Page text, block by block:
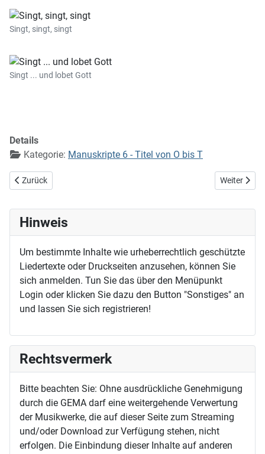
Singt, singt, singt
Singt ... und lobet Gott
Details
Kategorie: Manuskripte 6 - Titel von O bis T
Vorheriger Beitrag: Singt dem Herrn ein neues Lied
Zurück Nächster
Weiter
Hinweis
Um bestimmte Inhalte wie urheberrechtlich geschützte
Liedertexte oder Druckseiten anzusehen, können Sie
sich anmelden. Tun Sie das über den Menüpunkt
Login oder klicken Sie dazu den Button "Sonstiges" an
und lassen Sie sich registrieren!
Rechtsvermerk
Bitte beachten Sie: Ohne ausdrückliche Genehmigung
durch die GEMA darf eine weitergehende Verwertung
der Musikwerke, die auf dieser Seite zum Streaming
und/oder Download zur Verfügung stehen, nicht
erfolgen. Die Einbindung dieser Inhalte auf anderen